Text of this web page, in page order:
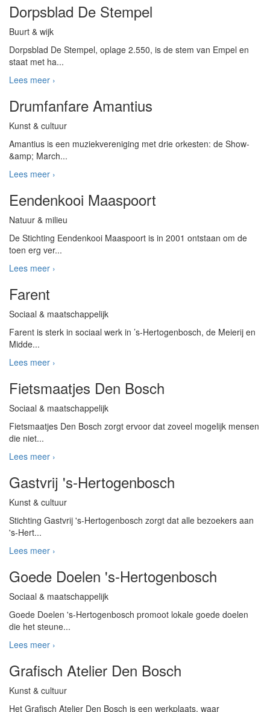
Dorpsblad De Stempel
Buurt & wijk
Dorpsblad De Stempel, oplage 2.550, is de stem van Empel en
staat met ha...
Lees meer ›
Drumfanfare Amantius
Kunst & cultuur
Amantius is een muziekvereniging met drie orkesten: de Show-
&amp; March...
Lees meer ›
Eendenkooi Maaspoort
Natuur & milieu
De Stichting Eendenkooi Maaspoort is in 2001 ontstaan om de
toen erg ver...
Lees meer ›
Farent
Sociaal & maatschappelijk
Farent is sterk in sociaal werk in ’s-Hertogenbosch, de Meierij en
Midde...
Lees meer ›
Fietsmaatjes Den Bosch
Sociaal & maatschappelijk
Fietsmaatjes Den Bosch zorgt ervoor dat zoveel mogelijk mensen
die niet...
Lees meer ›
Gastvrij 's-Hertogenbosch
Kunst & cultuur
Stichting Gastvrij 's-Hertogenbosch zorgt dat alle bezoekers aan
's-Hert...
Lees meer ›
Goede Doelen 's-Hertogenbosch
Sociaal & maatschappelijk
Goede Doelen 's-Hertogenbosch promoot lokale goede doelen
die het steune...
Lees meer ›
Grafisch Atelier Den Bosch
Kunst & cultuur
Het Grafisch Atelier Den Bosch is een werkplaats, waar